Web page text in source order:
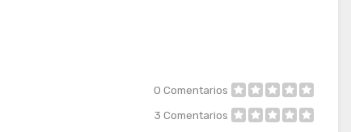
0 Comentarios
3 Comentarios